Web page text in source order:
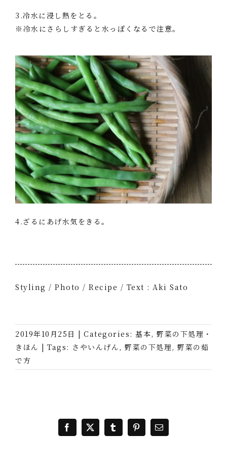
3.冷水に浸し熱をとる。
※冷水にさらしすぎると水っぽくなるで注意。
4.ざるにあげ水気をきる。
Styling / Photo / Recipe / Text : Aki Sato
2019年10月25日 | Categories: 基本, 野菜の下処理・
きほん | Tags: さやいんげん, 野菜の下処理, 野菜の茹
で方
Facebook
X TumblrPinterest
電